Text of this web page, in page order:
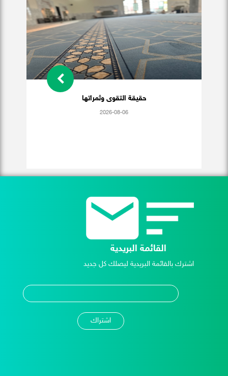
حقيقة التقوى وثمراتها
2026-08-06
القائمة البريدية
اشترك بالقائمة البريدية ليصلك كل جديد